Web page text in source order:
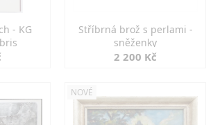
- KG
Stříbrná brož s perlami -
sněženky
2 200 Kč
NOVÉ